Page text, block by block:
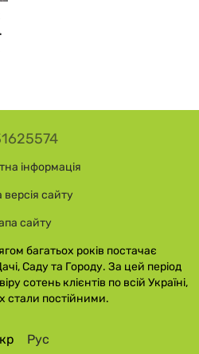
інформація
сайту
сайту
багатьох років постачає
Саду та Городу. За цей період
сотень клієнтів по всій Україні,
стали постійними.
Рус